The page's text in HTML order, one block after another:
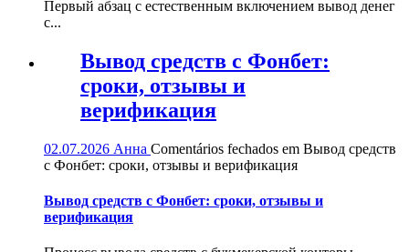
Первый абзац с естественным включением вывод денег
с...
Вывод средств с Фонбет:
сроки, отзывы и
верификация
02.07.2026 Анна Comentários fechados em Вывод средств
с Фонбет: сроки, отзывы и верификация
Вывод средств с Фонбет: сроки, отзывы и
верификация